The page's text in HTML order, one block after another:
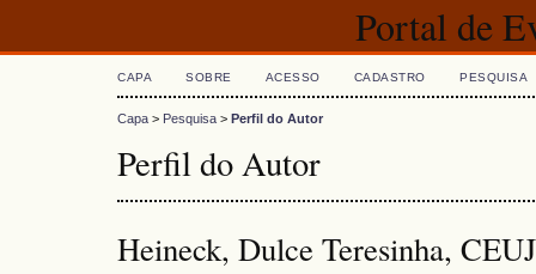
Portal de
CAPA SOBRE ACESSO CADASTRO PESQUISA
Capa > Pesquisa > Perfil do Autor
Perfil do Autor
Heineck, Dulce Teresinha,